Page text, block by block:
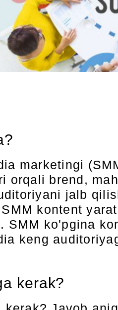
marketingi
orqali brend,
jalb
kontent
SMM ko'pgina
keng
kerak?